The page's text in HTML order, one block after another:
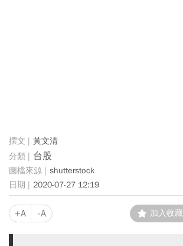
黃文清
台股
shutterstock
2020-07-27 12:19
+A -A 加入收藏